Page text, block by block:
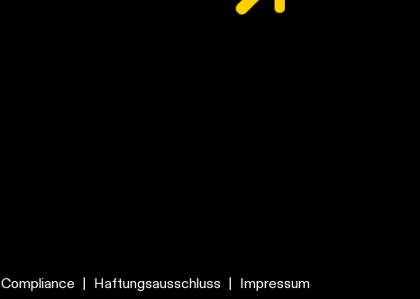
Compliance | Haftungsausschluss | Impressum